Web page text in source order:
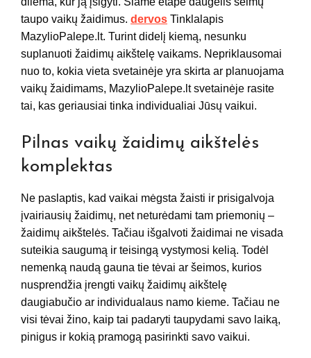
taupo vaikų žaidimus. dervos Tinklalapis
MazylioPalepe.lt. Turint didelį kiemą, nesunku
suplanuoti žaidimų aikštelę vaikams. Nepriklausomai
nuo to, kokia vieta svetainėje yra skirta ar planuojama
vaikų žaidimams, MazylioPalepe.lt svetainėje rasite
tai, kas geriausiai tinka individualiai Jūsų vaikui.
Pilnas vaikų žaidimų aikštelės
komplektas
Ne paslaptis, kad vaikai mėgsta žaisti ir prisigalvoja
įvairiausių žaidimų, net neturėdami tam priemonių –
žaidimų aikštelės. Tačiau išgalvoti žaidimai ne visada
suteikia saugumą ir teisingą vystymosi kelią. Todėl
nemenką naudą gauna tie tėvai ar šeimos, kurios
nusprendžia įrengti vaikų žaidimų aikštelę
daugiabučio ar individualaus namo kieme. Tačiau ne
visi tėvai žino, kaip tai padaryti taupydami savo laiką,
pinigus ir kokią pramogą pasirinkti savo vaikui.